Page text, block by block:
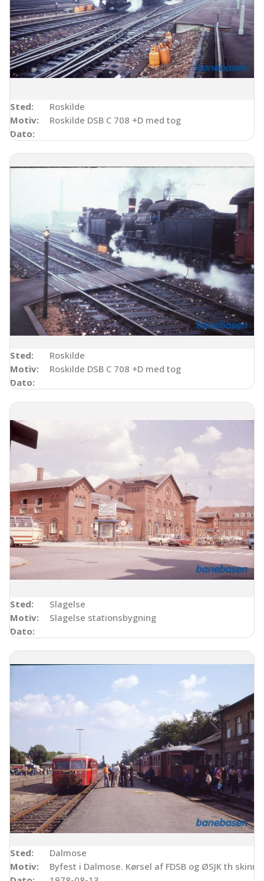
Sted:
Roskilde
Motiv:
Roskilde DSB C 708 +D med tog
Dato:
Sted:
Roskilde
Motiv:
Roskilde DSB C 708 +D med tog
Dato:
Sted:
Slagelse
Motiv:
Slagelse stationsbygning
Dato:
Sted:
Dalmose
Motiv:
Byfest i Dalmose. Kørsel af FDSB og ØSJK th